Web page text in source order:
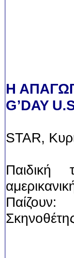
Η
G’DAY
STAR,
Παιδική
Παίζουν: